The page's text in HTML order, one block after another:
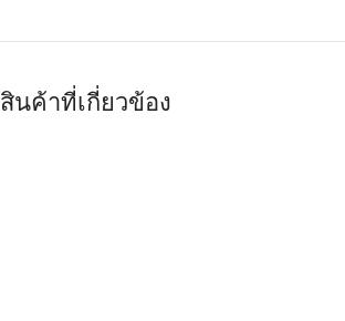
สินค้าที่เกี่ยวข้อง